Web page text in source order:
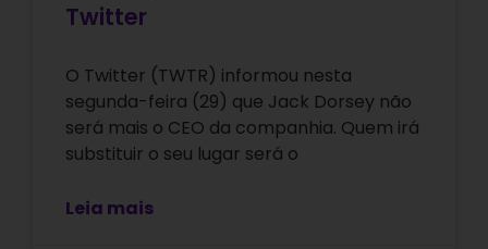
Twitter
O Twitter (TWTR) informou nesta
segunda-feira (29) que Jack Dorsey não
será mais o CEO da companhia. Quem irá
substituir o seu lugar será o
Leia mais